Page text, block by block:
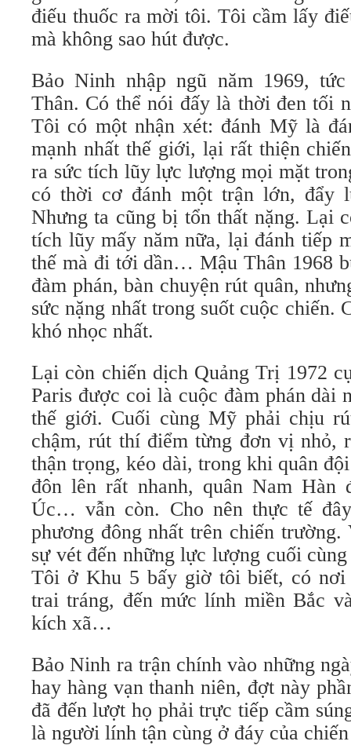
điếu thuốc ra mời tôi. Tôi cầm lấy
mà không sao hút được.
Bảo Ninh nhập ngũ năm 1969,
Thân. Có thể nói đấy là thời đen tối
Tôi có một nhận xét: đánh Mỹ là
mạnh nhất thế giới, lại rất thiện
ra sức tích lũy lực lượng mọi mặt
có thời cơ đánh một trận lớn, đẩy
Nhưng ta cũng bị tổn thất nặng. Lại
tích lũy mấy năm nữa, lại đánh tiếp
thế mà đi tới dần… Mậu Thân 1968
đàm phán, bàn chuyện rút quân,
sức nặng nhất trong suốt cuộc chiến.
khó nhọc nhất.
Lại còn chiến dịch Quảng Trị 1972
Paris được coi là cuộc đàm phán dài
thế giới. Cuối cùng Mỹ phải chịu
chậm, rút thí điểm từng đơn vị nhỏ,
thận trọng, kéo dài, trong khi quân
đôn lên rất nhanh, quân Nam Hàn
Úc… vẫn còn. Cho nên thực tế
phương đông nhất trên chiến
sự vét đến những lực lượng cuối
Tôi ở Khu 5 bấy giờ tôi biết, có nơi
trai tráng, đến mức lính miền Bắc
kích xã…
Bảo Ninh ra trận chính vào những
hay hàng vạn thanh niên, đợt này
đã đến lượt họ phải trực tiếp cầm
là người lính tận cùng ở đáy của